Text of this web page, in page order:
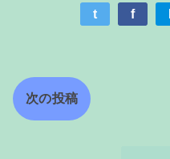
t f
次の投稿